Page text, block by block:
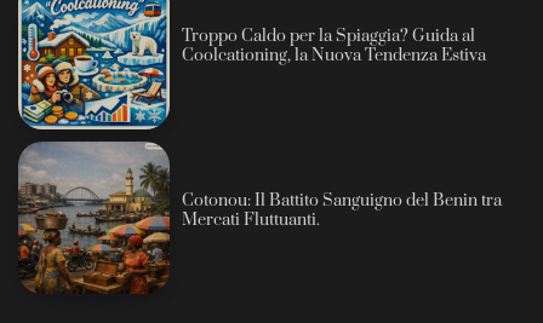
Troppo Caldo per la Spiaggia? Guida al
Coolcationing, la Nuova Tendenza Estiva
Cotonou: Il Battito Sanguigno del Benin tra
Mercati Fluttuanti.